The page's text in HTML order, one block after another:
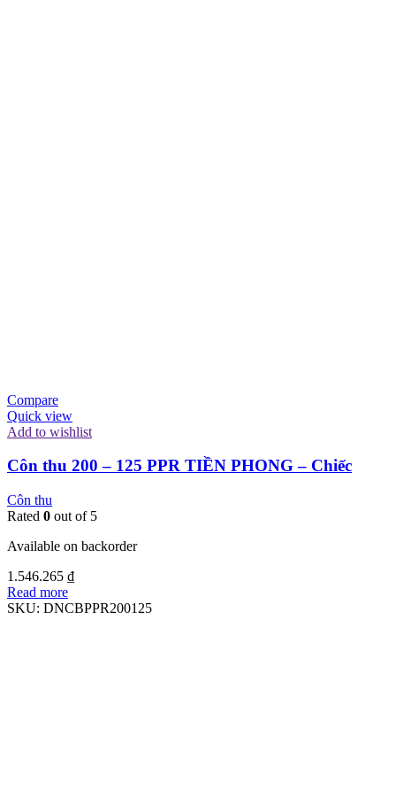
Compare
Quick view
Add to wishlist
Côn thu 200 – 125 PPR TIỀN PHONG – Chiếc
Côn thu
Rated 0 out of 5
Available on backorder
1.546.265 ₫
Read more
SKU: DNCBPPR200125